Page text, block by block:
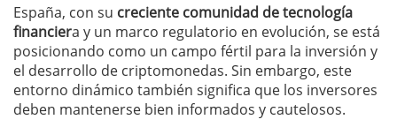
España, con su creciente comunidad de tecnología
financiera y un marco regulatorio en evolución, se está
posicionando como un campo fértil para la inversión y
el desarrollo de criptomonedas. Sin embargo, este
entorno dinámico también significa que los inversores
deben mantenerse bien informados y cautelosos.